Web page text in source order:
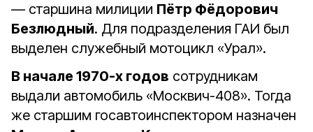
— старшина милиции Пётр Фёдорович
Безлюдный. Для подразделения ГАИ был
выделен служебный мотоцикл «Урал».
В начале 1970-х годов сотрудникам
выдали автомобиль «Москвич-408». Тогда
же старшим госавтоинспектором назначен